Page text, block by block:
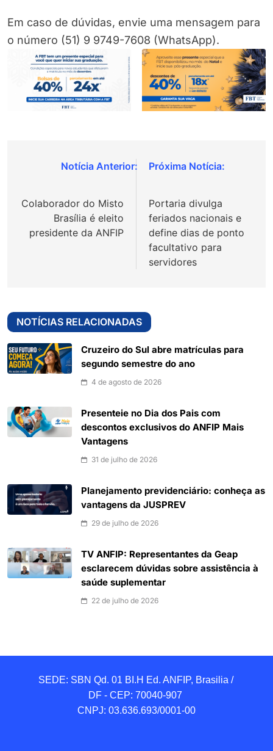
Em caso de dúvidas, envie uma mensagem para
o número (51) 9 9749-7608 (WhatsApp).
Navegação
Post
Colaborador do Misto
Brasília é eleito
presidente da ANFIP
Portaria divulga
feriados nacionais e
define dias de ponto
facultativo para
servidores
NOTÍCIAS RELACIONADAS
Cruzeiro do Sul abre matrículas para
segundo semestre do ano
4 de agosto de 2026
Presenteie no Dia dos Pais com
descontos exclusivos do ANFIP Mais
Vantagens
31 de julho de 2026
Planejamento previdenciário: conheça as
vantagens da JUSPREV
29 de julho de 2026
TV ANFIP: Representantes da Geap
esclarecem dúvidas sobre assistência à
saúde suplementar
22 de julho de 2026
SEDE: SBN Qd. 01 BI.H Ed. ANFIP, Brasilia /
DF - CEP: 70040-907
CNPJ: 03.636.693/0001-00